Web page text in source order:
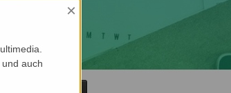
×
auch